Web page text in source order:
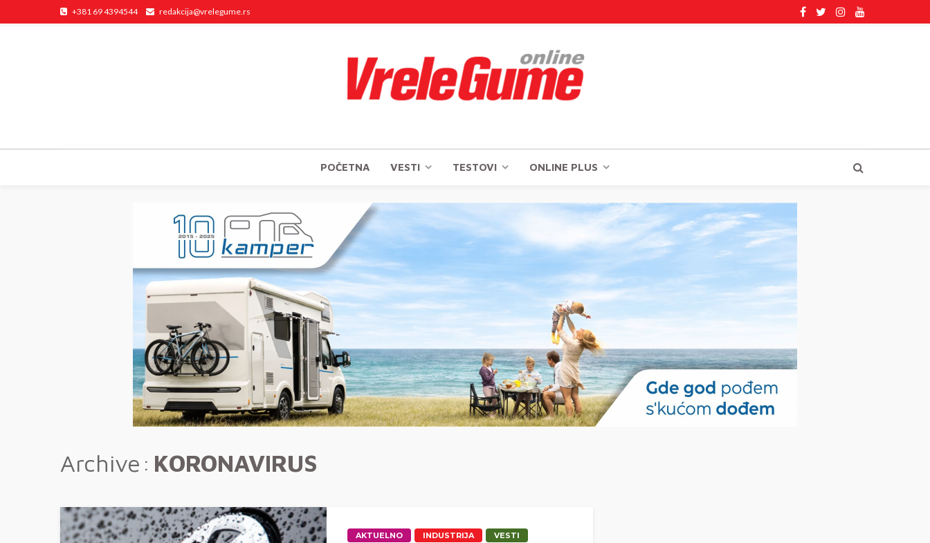
+381 69 4394544 redakcija@vrelegume.rs
POČETNA VESTI TESTOVI ONLINE PLUS
Archive KORONAVIRUS
AKTUELNO INDUSTRIJA VESTI